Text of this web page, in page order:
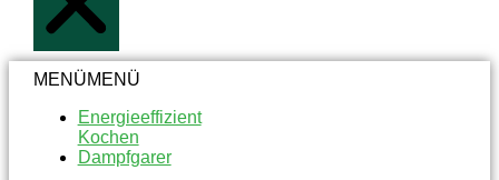
MENÜMENÜ
Energieeffizient
Kochen
Dampfgarer